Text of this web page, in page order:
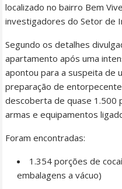
localizado no bairro Bem
investigadores do Setor de
Segundo os detalhes
apartamento após uma
apontou para a suspeita de
preparação de
descoberta de quase 1.500
armas e equipamentos
Foram encontradas:
1.354 porções de
embalagens a vácuo)